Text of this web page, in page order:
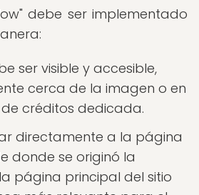
debe ser implementado
ser visible y accesible,
cerca de la imagen o en
créditos dedicada.
directamente a la página
donde se originó la
página principal del sitio